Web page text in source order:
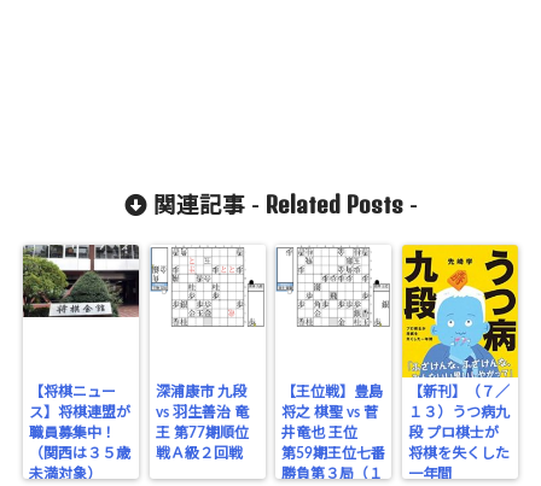
関連記事 - Related Posts-
【将棋ニュー
ス】将棋連盟が
職員募集中！
（関西は３５歳
未満対象）
深浦康市 九段
vs 羽生善治 竜
王 第77期順位
戦Ａ級２回戦
【王位戦】豊島
将之 棋聖 vs 菅
井竜也 王位
第59期王位七番
勝負第３局（１
【新刊】（７／
１３）うつ病九
段 プロ棋士が
将棋を失くした
一年間